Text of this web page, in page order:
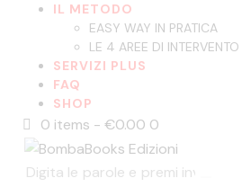
IL METODO
EASY WAY IN PRATICA
LE 4 AREE DI INTERVENTO
SERVIZI PLUS
FAQ
SHOP
0 items - €0.00 0